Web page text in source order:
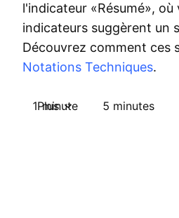
l'indicateur «Résumé»,
indicateurs suggèrent un
Découvrez comment ces
Notations Techniques.
1 minute 5 minutes
Plus